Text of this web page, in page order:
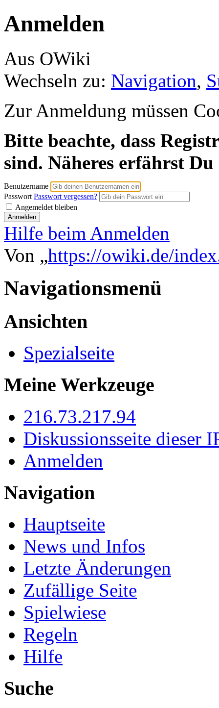
Anmelden
Aus OWiki
Wechseln zu: Navigation,
Zur Anmeldung müssen
Bitte beachte, dass
sind. Näheres erfährst
Benutzername
Passwort Passwort vergessen?
Angemeldet bleiben
Hilfe beim Anmelden
Von „https://owiki.de/
Navigationsmenü
Ansichten
Spezialseite
Meine Werkzeuge
216.73.217.94
Diskussionsseite dieser
Anmelden
Navigation
Hauptseite
News und Infos
Letzte Änderungen
Zufällige Seite
Spielwiese
Regeln
Hilfe
Suche